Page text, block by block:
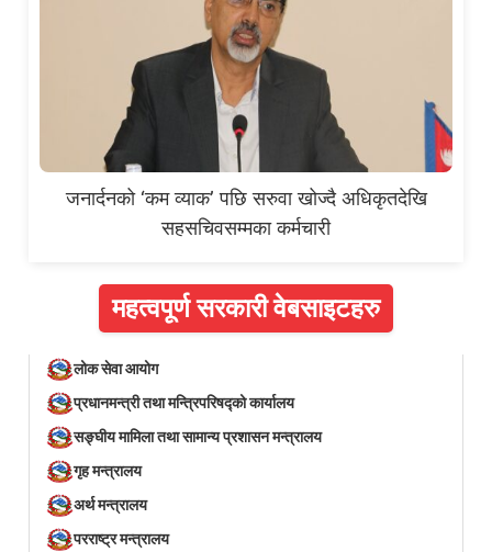
जनार्दनको ‘कम व्याक’ पछि सरुवा खोज्दै अधिकृतदेखि
सहसचिवसम्मका कर्मचारी
महत्वपूर्ण सरकारी वेबसाइटहरु
लोक सेवा आयोग
प्रधानमन्त्री तथा मन्त्रिपरिषद्को कार्यालय
सङ्घीय मामिला तथा सामान्य प्रशासन मन्त्रालय
गृह मन्त्रालय
अर्थ मन्त्रालय
परराष्ट्र मन्त्रालय